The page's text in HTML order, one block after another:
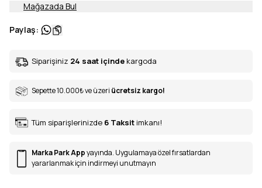
Mağazada Bul
Paylaş:
Siparişiniz 24 saat içinde kargoda
Sepette 10.000₺ve üzeri ücretsiz kargo!
Tüm siparişlerinizde 6 Taksit imkanı!
Marka Park Appyayında. Uygulamaya özel fırsatlardan
yararlanmak için indirmeyi unutmayın